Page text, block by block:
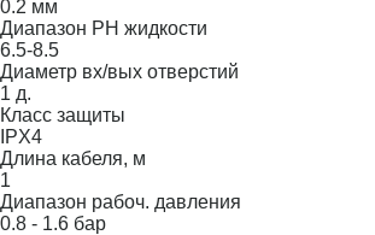
0.2 мм
Диапазон PH жидкости
6.5-8.5
Диаметр вх/вых отверстий
1 д.
Класс защиты
IPX4
Длина кабеля, м
1
Диапазон рабоч. давления
0.8 - 1.6 бар